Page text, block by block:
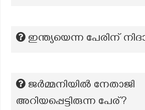
ഇന്ത്യയെന്ന പേരിന്
ജർമ്മനിയിൽ നേതാജി
അറിയപ്പെട്ടിരുന്ന പേര്?